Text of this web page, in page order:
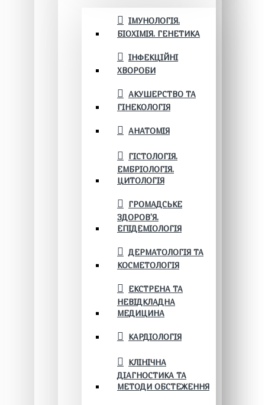
ІМУНОЛОГІЯ.
БІОХІМІЯ. ГЕНЕТИКА
ІНФЕКЦІЙНІ
ХВОРОБИ
АКУШЕРСТВО ТА
ГІНЕКОЛОГІЯ
АНАТОМІЯ
ГІСТОЛОГІЯ.
ЕМБРІОЛОГІЯ.
ЦИТОЛОГІЯ
ГРОМАДСЬКЕ
ЗДОРОВ’Я.
ЕПІДЕМІОЛОГІЯ
ДЕРМАТОЛОГІЯ ТА
КОСМЕТОЛОГІЯ
ЕКСТРЕНА ТА
НЕВІДКЛАДНА
МЕДИЦИНА
КАРДІОЛОГІЯ
КЛІНІЧНА
ДІАГНОСТИКА ТА
МЕТОДИ ОБСТЕЖЕННЯ